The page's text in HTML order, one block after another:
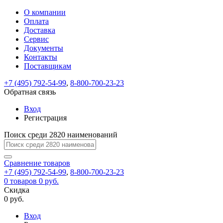
ВходРегистрация
test@example.com
отправлена
по
ней
завершения
регистрации.
Ок
Запомнить
меня
Забыли
Восстановление
пароля
Заполните
форму.
Мы
отправим
ссылку
указанный
электронный
перейдя
по
которой
вы
задать
На
вашу
почту
test@test.ru
ссылка.
Перейдите
по
для
смены
пароля.
Введите
новый
пароль
Сменить
Пароль
успешно
восстановлен
Обратная
связь
Сообщение
пользовательского
сообщение
успешно
отправлено.
О компании
Оплата
Доставка
Сервис
Документы
Контакты
Поставщикам
+7 (495) 792-54-99, 8-800-700-23-23
Обратная связь
Вход
Регистрация
Поиск среди 2820 наименований
Сравнение товаров
+7 (495) 792-54-99, 8-800-700-23-23
0 товаров 0 руб.
Скидка
0 руб.
Вход